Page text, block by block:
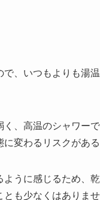
、いつもよりも湯
、高温のシャワー
変わるリスクがある
うに感じるため、
も少なくはありませ